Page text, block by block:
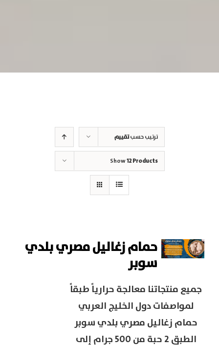
ترتيب حسبتقييم
Show12 Products
حمام زغاليل مصري بلدي
سوبر
جميع منتجاتنا معالجة حرارياً طبقاً
لمواصفات دول الخليج العربي
حمام زغاليل مصري بلدي سوبر
الطبق 2 حبة من 500 جرام إلى